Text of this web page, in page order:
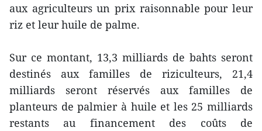
aux agriculteurs un prix raisonnable pour leur
riz et leur huile de palme.
Sur ce montant, 13,3 milliards de bahts seront
destinés aux familles de riziculteurs, 21,4
milliards seront réservés aux familles de
planteurs de palmier à huile et les 25 milliards
restants au financement des coûts de